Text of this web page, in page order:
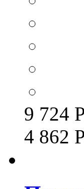
9 724
4 862